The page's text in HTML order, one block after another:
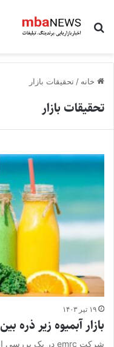
جستجو برای
خانه / تحقیقات بازار
تحقیقات بازار
۱۹ تیر ۱۴۰۳
بازار آبمیوه زیر ذره بین emrc